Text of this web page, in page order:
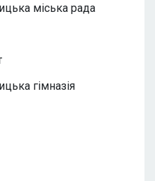
міська рада
гімназія